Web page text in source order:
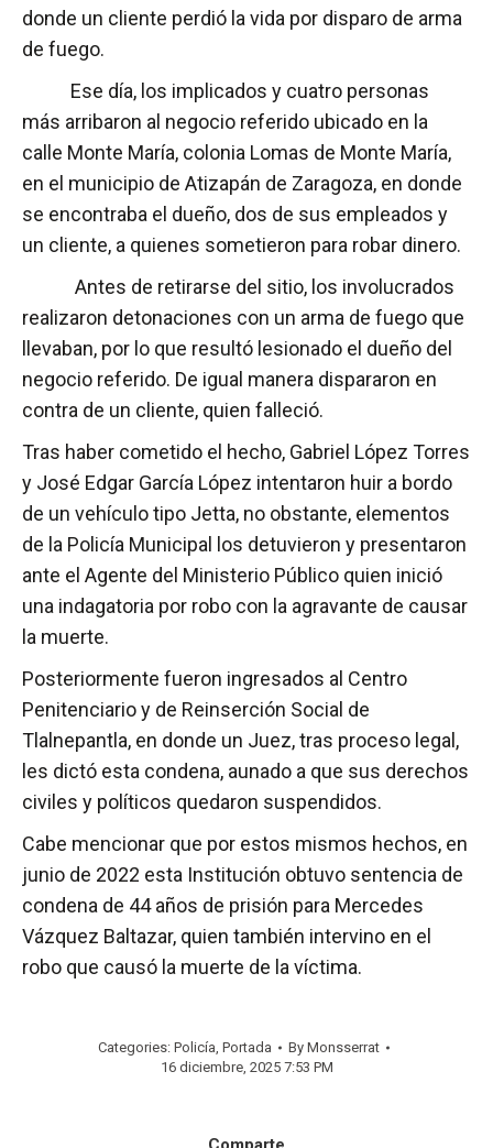
donde un cliente perdió la vida por disparo de arma
de fuego.
Ese día, los implicados y cuatro personas
más arribaron al negocio referido ubicado en la
calle Monte María, colonia Lomas de Monte María,
en el municipio de Atizapán de Zaragoza, en donde
se encontraba el dueño, dos de sus empleados y
un cliente, a quienes sometieron para robar dinero.
Antes de retirarse del sitio, los involucrados
realizaron detonaciones con un arma de fuego que
llevaban, por lo que resultó lesionado el dueño del
negocio referido. De igual manera dispararon en
contra de un cliente, quien falleció.
Tras haber cometido el hecho, Gabriel López Torres
y José Edgar García López intentaron huir a bordo
de un vehículo tipo Jetta, no obstante, elementos
de la Policía Municipal los detuvieron y presentaron
ante el Agente del Ministerio Público quien inició
una indagatoria por robo con la agravante de causar
la muerte.
Posteriormente fueron ingresados al Centro
Penitenciario y de Reinserción Social de
Tlalnepantla, en donde un Juez, tras proceso legal,
les dictó esta condena, aunado a que sus derechos
civiles y políticos quedaron suspendidos.
Cabe mencionar que por estos mismos hechos, en
junio de 2022 esta Institución obtuvo sentencia de
condena de 44 años de prisión para Mercedes
Vázquez Baltazar, quien también intervino en el
robo que causó la muerte de la víctima.
Categories: Policía Portada By Monsserrat
16 diciembre, 2025 7:53 PM